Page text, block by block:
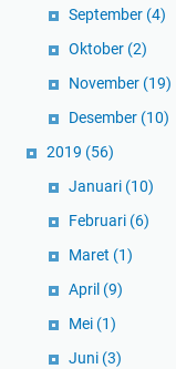
September (4)
Oktober (2)
November (19)
Desember (10)
2019 (56)
Januari (10)
Februari (6)
Maret (1)
April (9)
Mei (1)
Juni (3)